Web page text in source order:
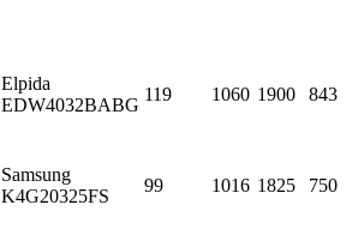
Elpida
EDW4032BABG
119 1060 1900 843
Samsung
K4G20325FS
99 1016 1825 750